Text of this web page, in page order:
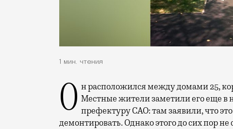
1 мин. чтения
Он расположился между домами 25, корп. 1, и 45, корп. 1, по Дмитровскому шоссе. Местные жители заметили его еще в
префектуру САО: там заявили, что
демонтировать. Однако этого до сих пор не